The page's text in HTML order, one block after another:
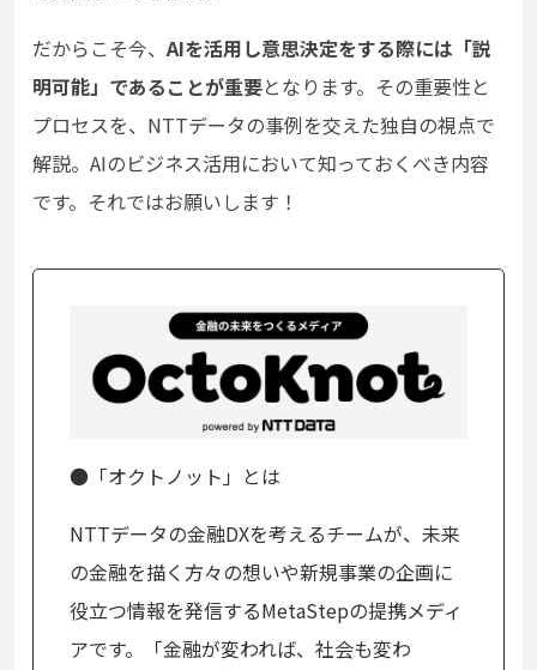
だからこそ今、AIを活用し意思決定をする際には「説
明可能」であることが重要となります。その重要性と
プロセスを、NTTデータの事例を交えた独自の視点で
解説。AIのビジネス活用において知っておくべき内容
です。それではお願いします！
●「オクトノット」とは
NTTデータの金融DXを考えるチームが、未来
の金融を描く方々の想いや新規事業の企画に
役立つ情報を発信するMetaStepの提携メディ
アです。「金融が変われば、社会も変わ